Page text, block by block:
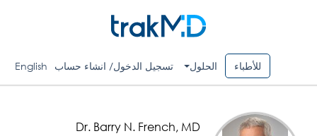
للأطباء الحلول تسجيل الدخول/ انشاء حساب English
Dr. Barry N. French, MD